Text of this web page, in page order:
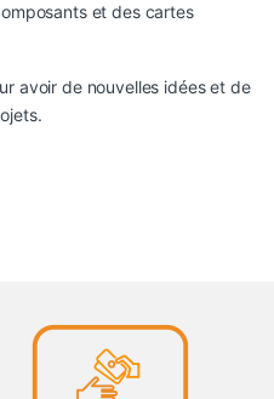
et des cartes
avoir de nouvelles idées et de